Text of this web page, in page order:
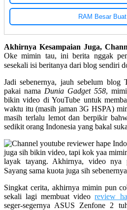
RAM Besar
Akhirnya Kesampaian Juga,
Oke mimin tau, ini berita nggak
sesekali isi beritanya dari blog sendiri
Jadi sebenernya, jauh sebelum
pakai nama Dunia Gadget 558,
bikin video di YouTube untuk
waktu itu (masih jaman 3G HSPA)
masih terlalu lemot dan berpikir
sedikit orang Indonesia yang bakal
juga sih bikin video, tapi kok yaa
layak tayang. Akhirnya, video
Sayang sama kuota juga sih
Singkat cerita, akhirnya mimin pun
sekali lagi membuat videoreview
seger-segernya ASUS Zenfone 2